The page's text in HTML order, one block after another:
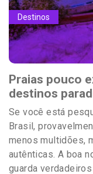
Destinos
Praias pouco
destinos
Se você está
Brasil,
menos multidões,
autênticas. A boa
guarda